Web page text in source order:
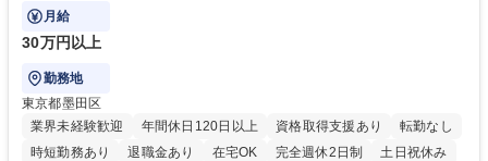
した案件供給により働きやすい環境です。
月給
30万円以上
勤務地
東京都墨田区
業界未経験歓迎
年間休日120日以上 資格取得支援あり
転勤なし
時短勤務あり
退職金あり 在宅OK 完全週休2日制 土日祝休み